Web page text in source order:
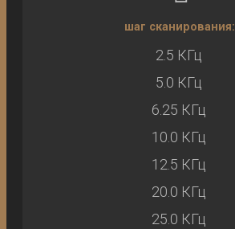
шаг сканирования:
2.5 КГц
5.0 КГц
6.25 КГц
10.0 КГц
12.5 КГц
20.0 КГц
25.0 КГц